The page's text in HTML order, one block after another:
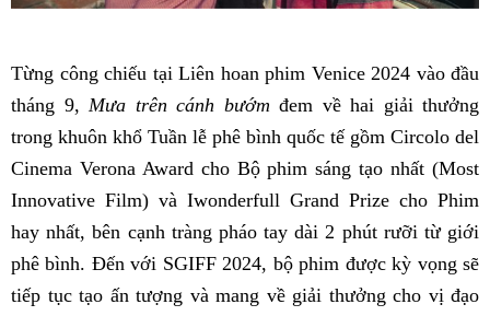
Từng công chiếu tại Liên hoan phim Venice 2024 vào đầu
tháng 9, Mưa trên cánh bướm đem về hai giải thưởng
trong khuôn khổ Tuần lễ phê bình quốc tế gồm Circolo del
Cinema Verona Award cho Bộ phim sáng tạo nhất (Most
Innovative Film) và Iwonderfull Grand Prize cho Phim
hay nhất, bên cạnh tràng pháo tay dài 2 phút rưỡi từ giới
phê bình. Đến với SGIFF 2024, bộ phim được kỳ vọng sẽ
tiếp tục tạo ấn tượng và mang về giải thưởng cho vị đạo